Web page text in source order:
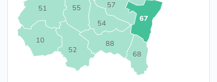
10
51
52
54
55 57
67
68
88